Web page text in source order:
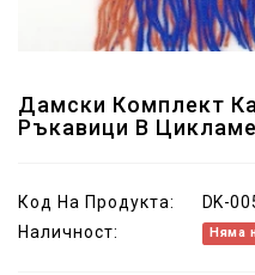
Дамски Комплект
Ръкавици В
Код На Продукта:
DK-
Наличност:
Няма